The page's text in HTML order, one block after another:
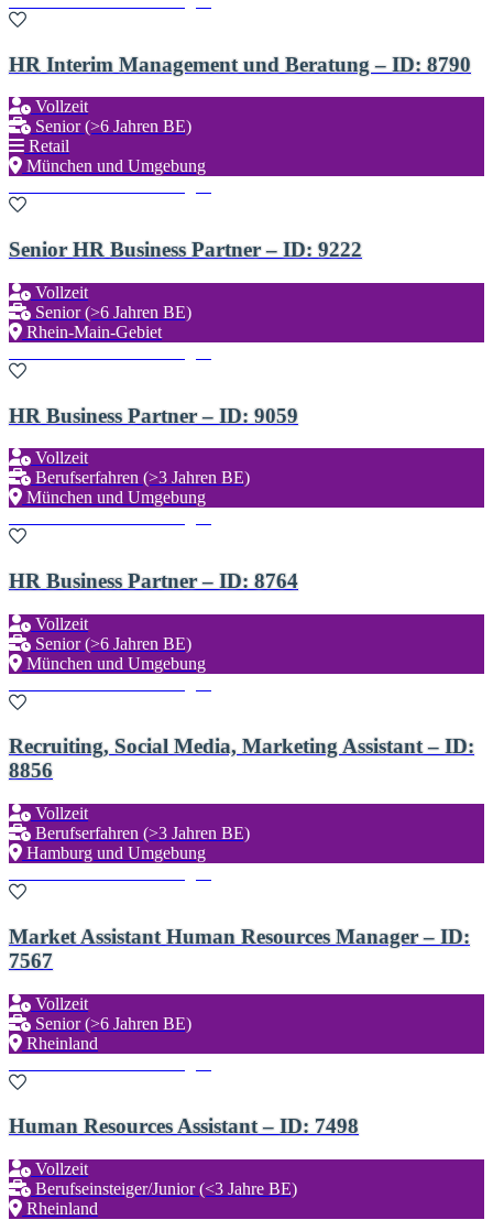
HR Interim Management und Beratung – ID: 8790
Vollzeit
Senior (>6 Jahren BE)
Retail
München und Umgebung
Senior HR Business Partner – ID: 9222
Vollzeit
Senior (>6 Jahren BE)
Rhein-Main-Gebiet
HR Business Partner – ID: 9059
Vollzeit
Berufserfahren (>3 Jahren BE)
München und Umgebung
HR Business Partner – ID: 8764
Vollzeit
Senior (>6 Jahren BE)
München und Umgebung
Recruiting, Social Media, Marketing Assistant – ID:
8856
Vollzeit
Berufserfahren (>3 Jahren BE)
Hamburg und Umgebung
Market Assistant Human Resources Manager – ID:
7567
Vollzeit
Senior (>6 Jahren BE)
Rheinland
Human Resources Assistant – ID: 7498
Vollzeit
Berufseinsteiger/Junior (<3 Jahre BE)
Rheinland